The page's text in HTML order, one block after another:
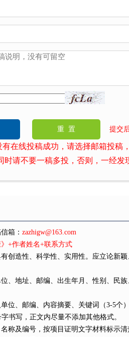
提交
在线投稿成功，请选择邮箱投稿
请不要一稿多投，否则，一经发
箱： zazhigw@163.com
》+作者姓名+联系方式
创造性、科学性、实用性。应立论新
、地址、邮编、出生年月、性别、民
位、邮编、内容摘要、关键词（3-5个
书写，正文内尽量不添加其他格式。
称及编号，按项目证明文字材料标示清